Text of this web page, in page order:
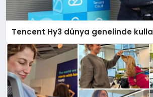
Tencent Hy3 dünya genelinde